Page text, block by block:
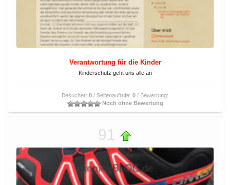
Verantwortung für die Kinder
Kinderschutz geht uns alle an
Besucher: 0 / Seitenaufrufe: 0 / Bewertung:
Noch ohne Bewertung
91